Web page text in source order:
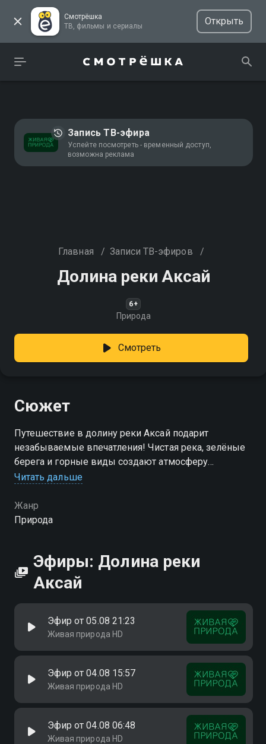
Смотрёшка
ТВ, фильмы и сериалы
Открыть
Запись ТВ-эфира
Успейте посмотреть - временный доступ,
возможна реклама
Главная / Записи ТВ-эфиров /
Долина реки Аксай
6+
Природа
Смотреть
Сюжет
Путешествие в долину реки Аксай подарит
незабываемые впечатления! Чистая река, зелёные
берега и горные виды создают атмосферу
спокойствия и гармонии с природой
Читать дальше
Жанр
Природа
Эфиры: Долина реки
Аксай
Эфир от 05.08 21:23
Живая природа HD
Эфир от 04.08 15:57
Живая природа HD
Эфир от 04.08 06:48
Живая природа HD